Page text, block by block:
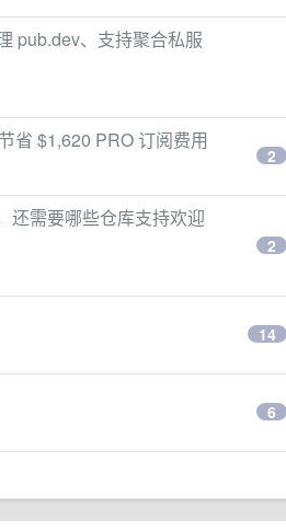
pub.dev、支持聚合私服
省 $1,620 PRO 订阅费用
2
还需要哪些仓库支持欢迎
2
14
6